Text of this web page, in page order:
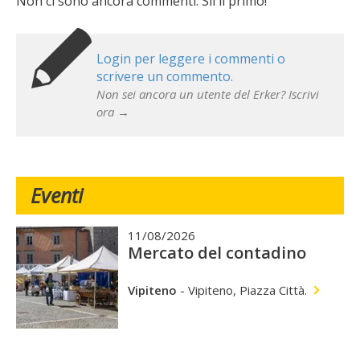
Login per leggere i commenti o
scrivere un commento.
Non sei ancora un utente del Erker? Iscrivi
ora →
Eventi
11/08/2026
Mercato del contadino
Vipiteno - Vipiteno, Piazza Città.